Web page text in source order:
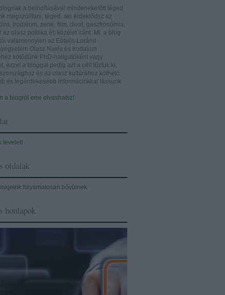
a beindításával mindenekelőtt téged
megszólítani, téged, aki érdeklődsz az
irodalom, zene, film, divat, gasztronómia,
az olasz politika és közélet iránt. Mi, a blog
valamennyien az Eötvös Loránd
Olasz Nyelv és Irodalom
kötődünk PhD-hallgatóként vagy
ezzel a bloggal pedig azt a célt tűztük ki,
és az olasz kultúrához köthető
és legérdekesebb információkkal lássunk
a blogról erre olvashatsz!
levelet!
oldalak
folyamatosan bővülnek
honlapok